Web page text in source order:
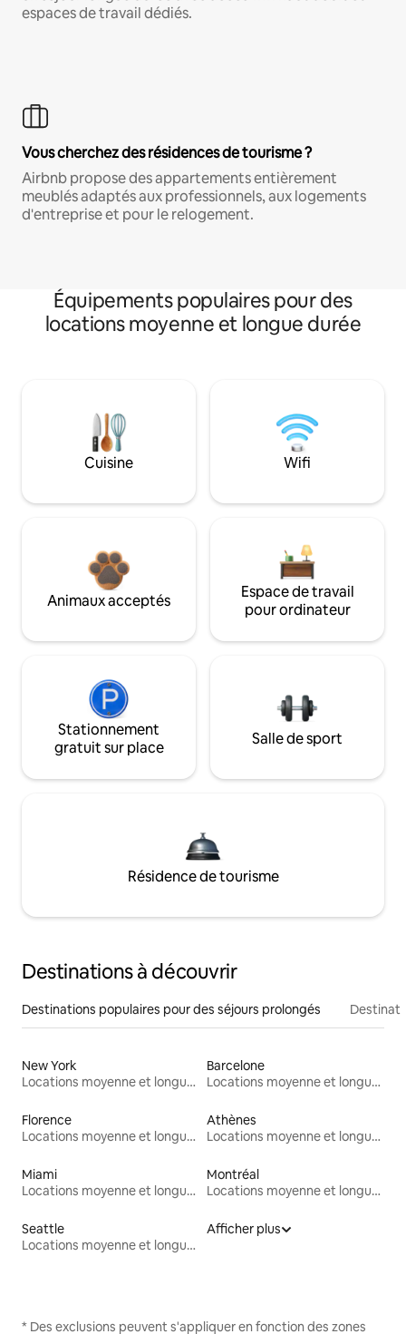
espaces de travail dédiés.
Vous cherchez des résidences de tourisme ?
Airbnb propose des appartements entièrement
meublés adaptés aux professionnels, aux logements
d'entreprise et pour le relogement.
Équipements populaires pour des
locations moyenne et longue durée
Cuisine Wifi
Animaux acceptés
Espace de travail
pour ordinateur
Stationnement
gratuit sur place
Salle de sport
Résidence de tourisme
Destinations à découvrir
Destinations populaires pour des séjours prolongés
New York
Locations moyenne et longue durée
Barcelone
Locations moyenne et longue durée
Florence
Locations moyenne et longue durée
Athènes
Locations moyenne et longue durée
Miami
Locations moyenne et longue durée
Montréal
Locations moyenne et longue durée
Seattle
Locations moyenne et longue durée
Afficher plus
* Des exclusions peuvent s'appliquer en fonction des zones